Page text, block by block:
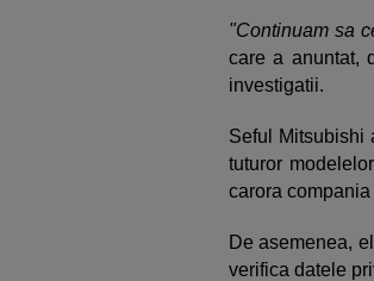
"Continuam sa
care a anuntat,
investigatii.
Seful Mitsubishi
tuturor
carora
De asemenea,
verifica datele